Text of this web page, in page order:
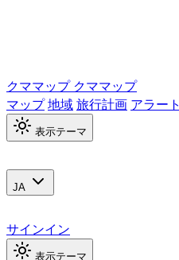
クママップ クママップ
マップ地域旅行計画 アラート
表示テーマ
JA
サインイン
表示テーマ